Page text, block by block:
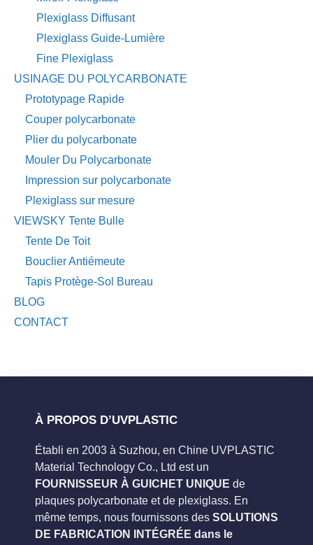
Plexiglass Diffusant
Plexiglass Guide-Lumière
Fine Plexiglass
USINAGE DU POLYCARBONATE
Prototypage Rapide
Couper polycarbonate
Plier du polycarbonate
Mouler Du Polycarbonate
Impression sur polycarbonate
Plexiglass sur mesure
VIEWSKY Tente Bulle
Tente De Toit
Bouclier Antiémeute
Tapis Protège-Sol Bureau
BLOG
CONTACT
À PROPOS D’UVPLASTIC
Établi en 2003 à Suzhou, en Chine UVPLASTIC
Material Technology Co., Ltd est un
FOURNISSEUR À GUICHET UNIQUE de
plaques polycarbonate et de plexiglass. En
même temps, nous fournissons des SOLUTIONS
DE FABRICATION INTÉGRÉE dans le